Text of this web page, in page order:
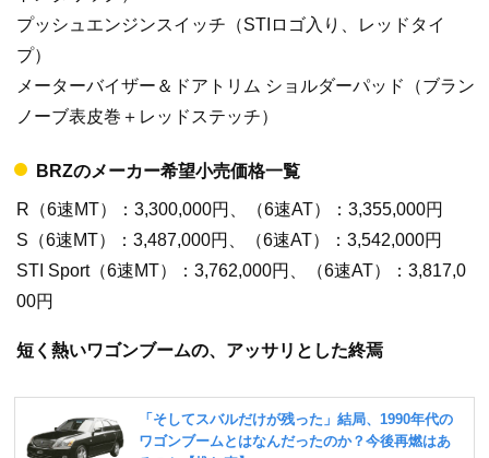
プッシュエンジンスイッチ（STIロゴ入り、レッドタイ
プ）
メーターバイザー＆ドアトリム ショルダーパッド（ブラン
ノーブ表皮巻＋レッドステッチ）
BRZのメーカー希望小売価格一覧
R（6速MT）：3,300,000円、（6速AT）：3,355,000円
S（6速MT）：3,487,000円、（6速AT）：3,542,000円
STI Sport（6速MT）：3,762,000円、（6速AT）：3,817,0
00円
短く熱いワゴンブームの、アッサリとした終焉